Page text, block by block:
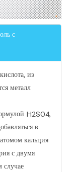
с
из
металл
H2SO4,
в
кальция
с двумя